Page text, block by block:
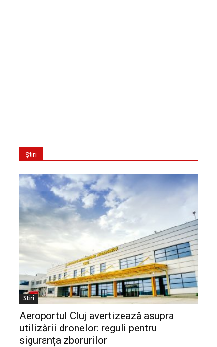
Știri
Stiri
Aeroportul Cluj avertizează asupra
utilizării dronelor: reguli pentru
siguranța zborurilor